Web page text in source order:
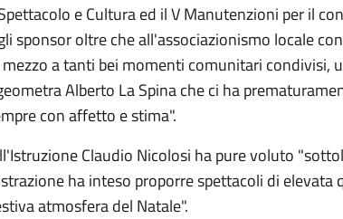
e Cultura ed il V Manutenzioni per il
sponsor oltre che all'associazionismo locale
a tanti bei momenti comunitari condivisi,
Alberto La Spina che ci ha
con affetto e stima".
Claudio Nicolosi ha pure voluto
ha inteso proporre spettacoli di elevata
atmosfera del Natale".